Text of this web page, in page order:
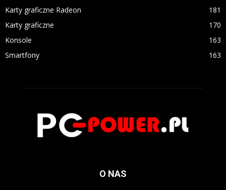
Karty graficzne Radeon
181
Karty graficzne
170
Konsole
163
Smartfony
163
O NAS